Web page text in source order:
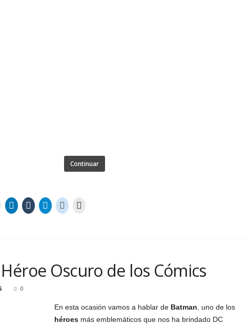
Continuar
Oscuro de los Cómics
0
En esta ocasión vamos a hablar de Batman , uno de los
héroesmás emblemáticos que nos ha brindado DC